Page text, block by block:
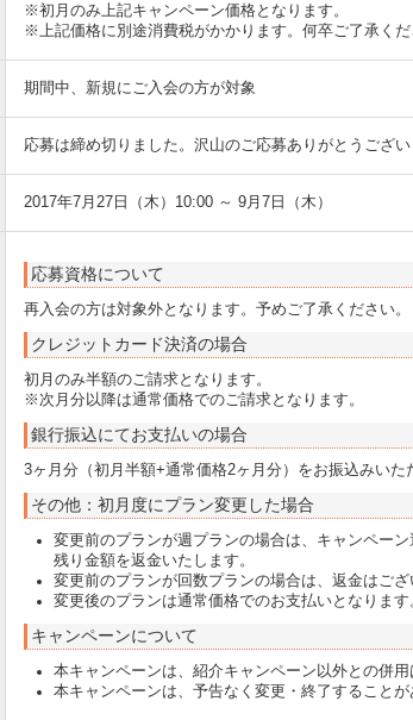
※初月のみ上記キャンペーン価格となります。
※上記価格に別途消費税がかかります。何卒ご了承くだ
期間中、新規にご入会の方が対象
応募は締め切りました。沢山のご応募ありがとうござい
2017年7月27日（木）10:00 ～ 9月7日（木）
応募資格について
再入会の方は対象外となります。予めご了承ください。
クレジットカード決済の場合
初月のみ半額のご請求となります。
※次月分以降は通常価格でのご請求となります。
銀行振込にてお支払いの場合
3ヶ月分（初月半額+通常価格2ヶ月分）をお振込みいた
その他：初月度にプラン変更した場合
変更前のプランが週プランの場合は、キャンペー
残り金額を返金いたします。
変更前のプランが回数プランの場合は、返金はご
変更後のプランは通常価格でのお支払いとなります
キャンペーンについて
本キャンペーンは、紹介キャンペーン以外との併用
本キャンペーンは、予告なく変更・終了することが